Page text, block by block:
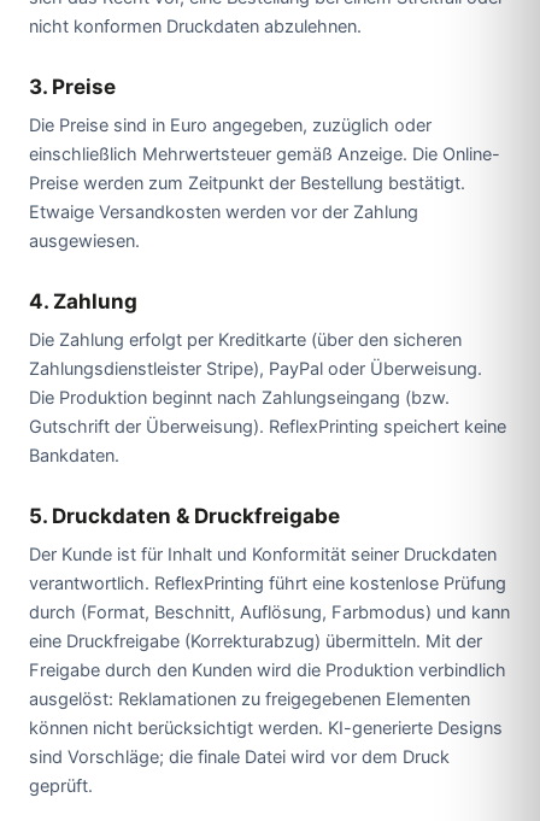
nicht konformen Druckdaten abzulehnen.
3. Preise
Die Preise sind in Euro angegeben, zuzüglich oder
einschließlich Mehrwertsteuer gemäß Anzeige. Die Online-
Preise werden zum Zeitpunkt der Bestellung bestätigt.
Etwaige Versandkosten werden vor der Zahlung
ausgewiesen.
4. Zahlung
Die Zahlung erfolgt per Kreditkarte (über den sicheren
Zahlungsdienstleister Stripe), PayPal oder Überweisung.
Die Produktion beginnt nach Zahlungseingang (bzw.
Gutschrift der Überweisung). ReflexPrinting speichert keine
Bankdaten.
5. Druckdaten & Druckfreigabe
Der Kunde ist für Inhalt und Konformität seiner Druckdaten
verantwortlich. ReflexPrinting führt eine kostenlose Prüfung
durch (Format, Beschnitt, Auflösung, Farbmodus) und kann
eine Druckfreigabe (Korrekturabzug) übermitteln. Mit der
Freigabe durch den Kunden wird die Produktion verbindlich
ausgelöst: Reklamationen zu freigegebenen Elementen
können nicht berücksichtigt werden. KI-generierte Designs
sind Vorschläge; die finale Datei wird vor dem Druck
geprüft.